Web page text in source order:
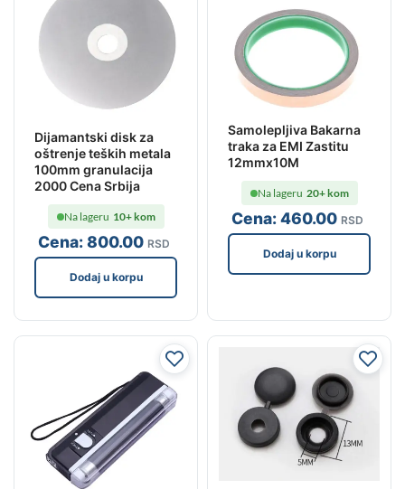
Dijamantski disk za
oštrenje teških metala
100mm granulacija
2000 Cena Srbija
Cena:800.00 RSD
Na lageru 10+ kom
Dodaj u korpu
Samolepljiva Bakarna
traka za EMI Zastitu
12mmx10M
Cena:460.00 RSD
Na lageru 20+ kom
Dodaj u korpu